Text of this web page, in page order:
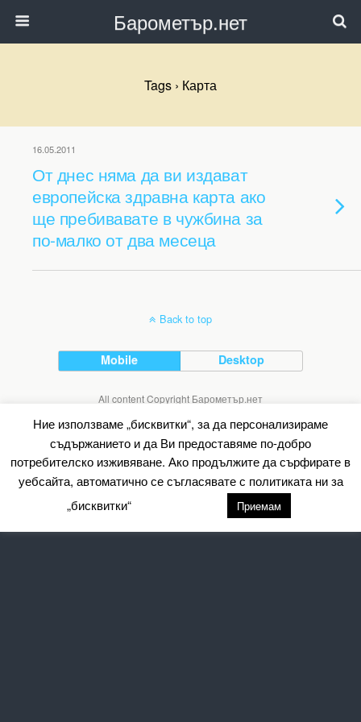
Барометър.нет
Tags › Карта
16.05.2011
От днес няма да ви издават
европейска здравна карта ако
ще пребивавате в чужбина за
по-малко от два месеца
Back to top
Mobile Desktop
All content Copyright Барометър.нет
Ние използваме „бисквитки“, за да персонализираме
съдържанието и да Ви предоставяме по-добро
потребителско изживяване. Ако продължите да сърфирате в
уебсайта, автоматично се съгласявате с политиката ни за
„бисквитки“
Приемам